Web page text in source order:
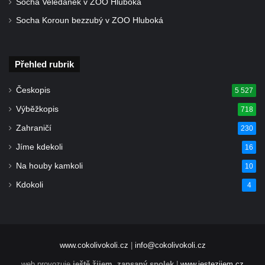
76/8 v Drahůnkách
Pamětní deska Josefa Klobautschnika na
kostele Nanebevzetí Panny Marie v Krupce
Pamětní deska Reginalda Czermack-
svaté Kateřiny Alexandrijské severně od
Libotenic
Pamětní deska Pavla Kopty na domě čp.
Socha Veledaněk v ZOO Hluboká
Socha Koroun bezzubý v ZOO Hluboká
Přehled rubrik
Českopis 5 527
Výběžkopis 718
Zahraničí 230
Jíme kdekoli 16
Na houby kamkoli 10
Kdokoli 4
www.cokolivokoli.cz info@cokolivokoli.cz